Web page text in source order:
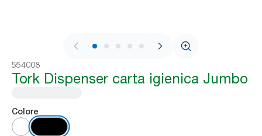
1 / 8
554008
Tork Dispenser carta igienica Jumbo
Colore